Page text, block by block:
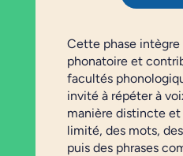
Cette phase
phonatoire et
facultés
invité à répéter à
manière distincte et
limité, des mots,
puis des phrases